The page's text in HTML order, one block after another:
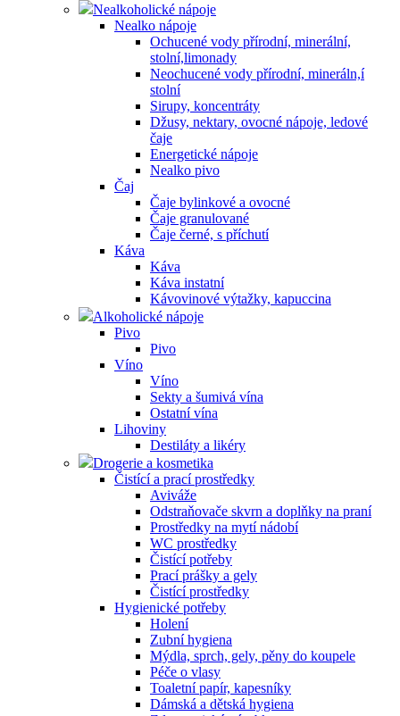
Nealkoholické nápoje
Nealko nápoje
Ochucené vody přírodní, minerální,
stolní,limonady
Neochucené vody přírodní, mineráln,í
stolní
Sirupy, koncentráty
Džusy, nektary, ovocné nápoje, ledové
čaje
Energetické nápoje
Nealko pivo
Čaj
Čaje bylinkové a ovocné
Čaje granulované
Čaje černé, s příchutí
Káva
Káva
Káva instatní
Kávovinové výtažky, kapuccina
Alkoholické nápoje
Pivo
Pivo
Víno
Víno
Sekty a šumivá vína
Ostatní vína
Lihoviny
Destiláty a likéry
Drogerie a kosmetika
Čistící a prací prostředky
Aviváže
Odstraňovače skvrn a doplňky na praní
Prostředky na mytí nádobí
WC prostředky
Čistící potřeby
Prací prášky a gely
Čistící prostředky
Hygienické potřeby
Holení
Zubní hygiena
Mýdla, sprch, gely, pěny do koupele
Péče o vlasy
Toaletní papír, kapesníky
Dámská a dětská hygiena